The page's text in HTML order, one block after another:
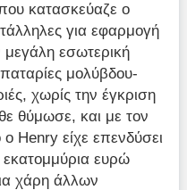
κατασκεύαζε ο
για εφαρμογή
μεγάλη εσωτερική
μολύβδου-
χωρίς την έγκριση
θύμωσε, και με τον
Henry είχε επενδύσει
ευρώ
χάρη άλλων